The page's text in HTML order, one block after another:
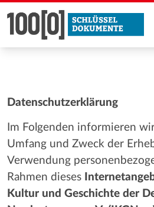
Datenschutzerklärung
Im Folgenden informieren
Umfang und Zweck der
Verwendung
Rahmen dieses
Kultur und Geschichte der